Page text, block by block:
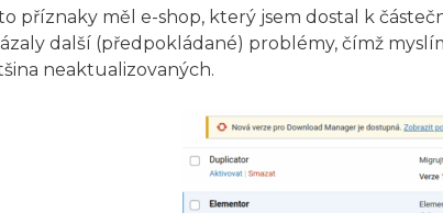
příznaky měl e-shop, který jsem dostal k
další (předpokládané) problémy, čímž
neaktualizovaných.